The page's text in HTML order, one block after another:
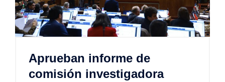
Aprueban informe de
comisión investigadora